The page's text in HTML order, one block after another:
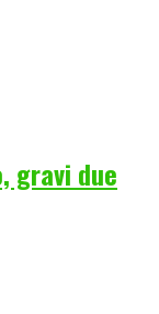
gravi due